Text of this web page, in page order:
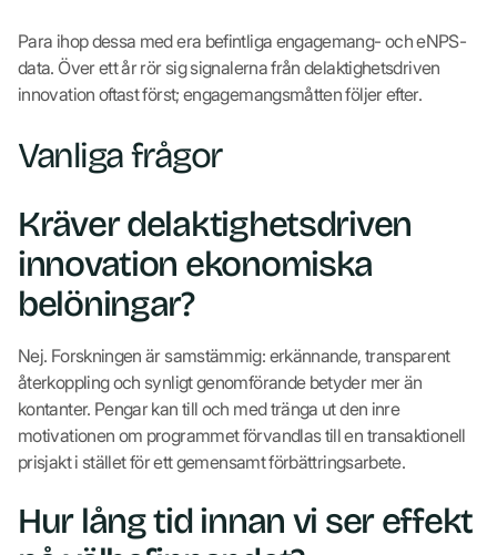
Para ihop dessa med era befintliga engagemang- och eNPS-
data. Över ett år rör sig signalerna från delaktighetsdriven
innovation oftast först; engagemangsmåtten följer efter.
Vanliga frågor
Kräver delaktighetsdriven
innovation ekonomiska
belöningar?
Nej. Forskningen är samstämmig: erkännande, transparent
återkoppling och synligt genomförande betyder mer än
kontanter. Pengar kan till och med tränga ut den inre
motivationen om programmet förvandlas till en transaktionell
prisjakt i stället för ett gemensamt förbättringsarbete.
Hur lång tid innan vi ser effekt